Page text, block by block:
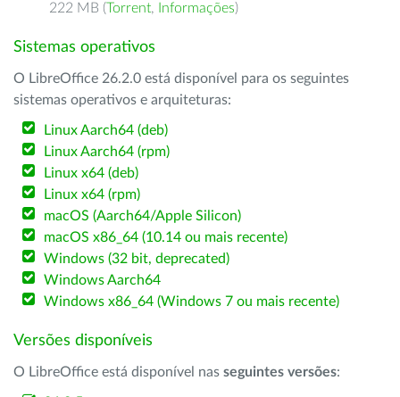
222 MB (Torrent, Informações)
Sistemas operativos
O LibreOffice 26.2.0 está disponível para os seguintes
sistemas operativos e arquiteturas:
Linux Aarch64 (deb)
Linux Aarch64 (rpm)
Linux x64 (deb)
Linux x64 (rpm)
macOS (Aarch64/Apple Silicon)
macOS x86_64 (10.14 ou mais recente)
Windows (32 bit, deprecated)
Windows Aarch64
Windows x86_64 (Windows 7 ou mais recente)
Versões disponíveis
O LibreOffice está disponível nas seguintes versões: